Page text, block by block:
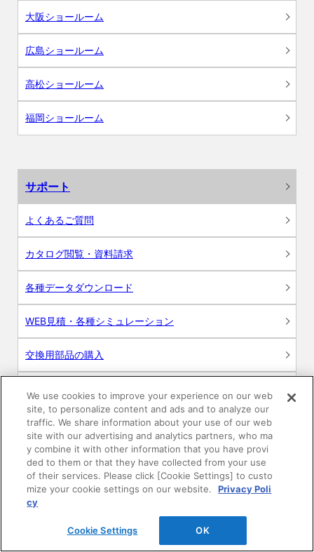
大阪ショールーム
広島ショールーム
高松ショールーム
福岡ショールーム
サポート
よくあるご質問
カタログ閲覧・資料請求
各種データダウンロード
WEB見積・各種シミュレーション
交換用部品の購入
お問い合わせ
ログイン
建築・設計関係者様向けサイト
We use cookies to improve your experience on our web
site, to personalize content and ads and to analyze our
traffic. We share information about your use of our web
site with our advertising and analytics partners, who ma
y combine it with other information that you have provi
ded to them or that they have collected from your use
of their services. Please click [Cookie Settings] to custo
mize your cookie settings on our website.
Privacy Poli
cy
Cookie Settings OK